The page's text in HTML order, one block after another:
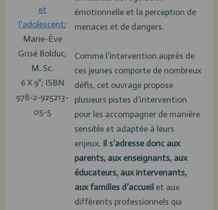
et
l'adolescent;
Marie-Ève
Grisé Bolduc,
M. Sc.
6 X 9"; ISBN
978-2-925213-
05-5
émotionnelle et la perception de
menaces et de dangers.
Comme l’intervention auprès de
ces jeunes comporte de nombreux
défis, cet ouvrage propose
plusieurs pistes d’intervention
pour les accompagner de manière
sensible et adaptée à leurs
enjeux. Il s’adresse donc aux
parents, aux enseignants, aux
éducateurs, aux intervenants,
aux familles d’accueil et aux
différents professionnels qui